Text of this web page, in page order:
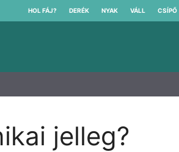
HOL FÁJ? DERÉK NYAK VÁLL CSÍPŐ
jelleg?